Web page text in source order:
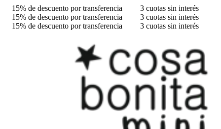
15% de descuento por transferencia
3 cuotas sin interés
15% de descuento por transferencia
3 cuotas sin interés
15% de descuento por transferencia
3 cuotas sin interés